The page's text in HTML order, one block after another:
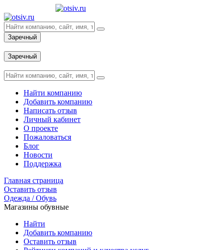
Заречный
Заречный
Найти компанию
Добавить компанию
Написать отзыв
Личный кабинет
О проекте
Пожаловаться
Блог
Новости
Поддержка
Главная страница
Оставить отзыв
Одежда / Обувь
Магазины обувные
Найти
Добавить компанию
Оставить отзыв